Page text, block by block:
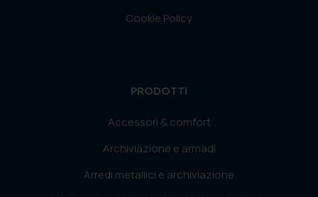
Cookie Policy
PRODOTTI
Accessori & comfort
Archiviazione e armadi
Arredi metallici e archiviazione